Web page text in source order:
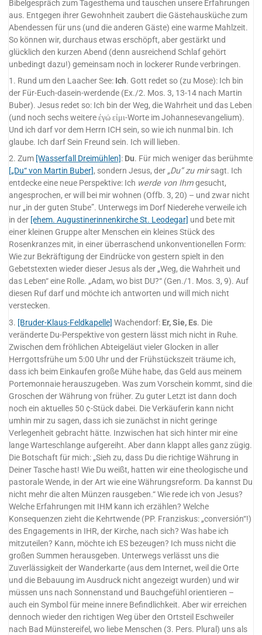
Bibelgespräch zum Tagesthema und tauschen unsere Erfahrungen
aus. Entgegen ihrer Gewohnheit zaubert die Gästehausküche zum
Abendessen für uns (und die anderen Gäste) eine warme Mahlzeit.
So können wir, durchaus etwas erschöpft, aber gestärkt und
glücklich den kurzen Abend (denn ausreichend Schlaf gehört
unbedingt dazu!) gemeinsam noch in lockerer Runde verbringen.
1. Rund um den Laacher See: Ich. Gott redet so (zu Mose): Ich bin
der Für-Euch-dasein-werdende (Ex./2. Mos. 3, 13-14 nach Martin
Buber). Jesus redet so: Ich bin der Weg, die Wahrheit und das Leben
(und noch sechs weitere ἐγώ εἰμι-Worte im Johannesevangelium).
Und ich darf vor dem Herrn ICH sein, so wie ich nunmal bin. Ich
glaube. Ich darf Sein Freund sein. Ich will lieben.
2. Zum [Wasserfall Dreimühlen]: Du. Für mich weniger das berühmte
[„Du“ von Martin Buber], sondern Jesus, der „Du“ zu mirsagt. Ich
entdecke eine neue Perspektive: Ich werde von Ihmgesucht,
angesprochen, er will bei mir wohnen (Offb. 3, 20) – und zwar nicht
nur „in der guten Stube”. Unterwegs im Dorf Niederehe verweile ich
in der [ehem. Augustinerinnenkirche St. Leodegar] und bete mit
einer kleinen Gruppe alter Menschen ein kleines Stück des
Rosenkranzes mit, in einer überraschend unkonventionellen Form:
Wie zur Bekräftigung der Eindrücke von gestern spielt in den
Gebetstexten wieder dieser Jesus als der „Weg, die Wahrheit und
das Leben“ eine Rolle. „Adam, wo bist DU?“ (Gen./1. Mos. 3, 9). Auf
diesen Ruf darf und möchte ich antworten und will mich nicht
verstecken.
3. [Bruder-Klaus-Feldkapelle] Wachendorf: Er, Sie, Es. Die
veränderte Du-Perspektive von gestern lässt mich nicht in Ruhe.
Zwischen dem fröhlichen Abteigeläut vieler Glocken in aller
Herrgottsfrühe um 5:00 Uhr und der Frühstückszeit träume ich,
dass ich beim Einkaufen große Mühe habe, das Geld aus meinem
Portemonnaie herauszugeben. Was zum Vorschein kommt, sind die
Groschen der Währung von früher. Zu guter Letzt ist dann doch
noch ein aktuelles 50 ¢-Stück dabei. Die Verkäuferin kann nicht
umhin mir zu sagen, dass ich sie zunächst in nicht geringe
Verlegenheit gebracht hätte. Inzwischen hat sich hinter mir eine
lange Warteschlange aufgereiht. Aber dann klappt alles ganz zügig.
Die Botschaft für mich: „Sieh zu, dass Du die richtige Währung in
Deiner Tasche hast! Wie Du weißt, hatten wir eine theologische und
pastorale Wende, in der Art wie eine Währungsreform. Da kannst Du
nicht mehr die alten Münzen rausgeben.“ Wie rede ich von Jesus?
Welche Erfahrungen mit IHM kann ich erzählen? Welche
Konsequenzen zieht die Kehrtwende (PP. Franziskus: „conversión“!)
des Engagements in IHR, der Kirche, nach sich? Was habe ich
mitzuteilen? Kann, möchte ich ES bezeugen? Ich muss nicht die
großen Summen herausgeben. Unterwegs verlässt uns die
Zuverlässigkeit der Wanderkarte (aus dem Internet, weil die Orte
und die Bebauung im Ausdruck nicht angezeigt wurden) und wir
müssen uns nach Sonnenstand und Bauchgefühl orientieren –
auch ein Symbol für meine innere Befindlichkeit. Aber wir erreichen
dennoch wieder den richtigen Weg über den Ortsteil Eschweiler
nach Bad Münstereifel, wo liebe Menschen (3. Pers. Plural) uns als